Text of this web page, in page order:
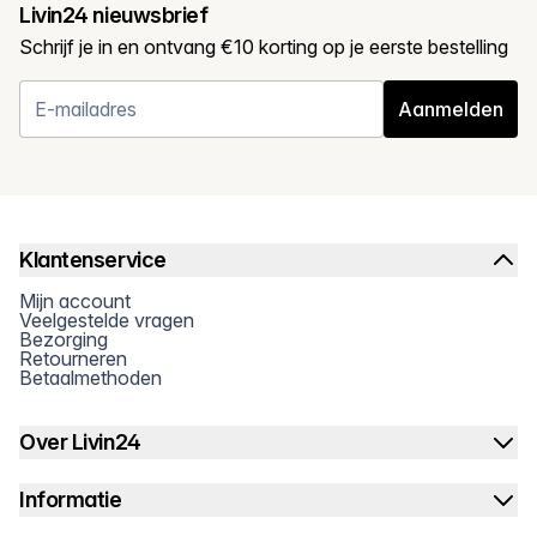
Livin24 nieuwsbrief
Schrijf je in en ontvang €10 korting op je eerste bestelling
Aanmelden
Klantenservice
Mijn account
Veelgestelde vragen
Bezorging
Retourneren
Betaalmethoden
Over Livin24
Informatie